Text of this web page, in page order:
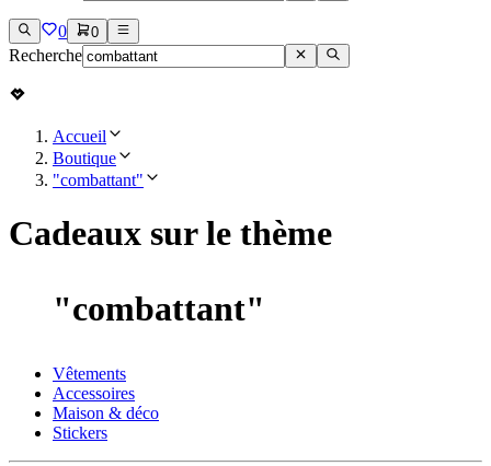
0 0
Recherche
Accueil
Boutique
"combattant"
Cadeaux sur le thème
"combattant"
Vêtements
Accessoires
Maison & déco
Stickers